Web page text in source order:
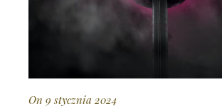
On 9 stycznia 2024